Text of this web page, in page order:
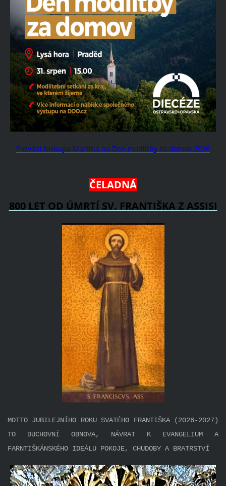
Pozvání biskupa Martina na Den modlitby za domov 2026
ČELADNÁ
800 LET OD ÚMRTÍ SV. FRANTIŠKA Z ASSISI
MOTTO JUBILEJNÍHO ROKU SVATÉHO FRANTIŠKA (2026-2027)
TO DUCHOVNÍ OBNOVA, NÁVRAT K EVANGELIUM A
FARNTIŠKÁNSKÉHO IDEÁLU POKOJE, CHUDOBY A BRATRSTVÍ